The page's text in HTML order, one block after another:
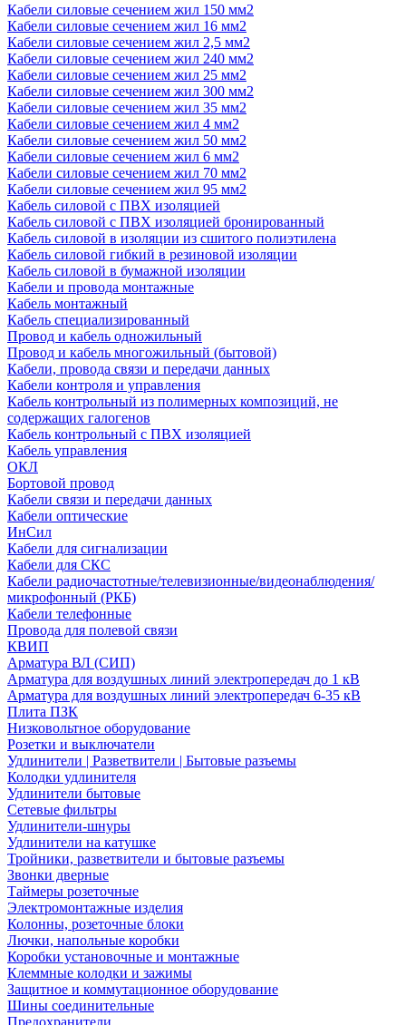
Кабели силовые сечением жил 150 мм2
Кабели силовые сечением жил 16 мм2
Кабели силовые сечением жил 2,5 мм2
Кабели силовые сечением жил 240 мм2
Кабели силовые сечением жил 25 мм2
Кабели силовые сечением жил 300 мм2
Кабели силовые сечением жил 35 мм2
Кабели силовые сечением жил 4 мм2
Кабели силовые сечением жил 50 мм2
Кабели силовые сечением жил 6 мм2
Кабели силовые сечением жил 70 мм2
Кабели силовые сечением жил 95 мм2
Кабель силовой с ПВХ изоляцией
Кабель силовой с ПВХ изоляцией бронированный
Кабель силовой в изоляции из сшитого полиэтилена
Кабель силовой гибкий в резиновой изоляции
Кабель силовой в бумажной изоляции
Кабели и провода монтажные
Кабель монтажный
Кабель специализированный
Провод и кабель одножильный
Провод и кабель многожильный (бытовой)
Кабели, провода связи и передачи данных
Кабели контроля и управления
Кабель контрольный из полимерных композиций, не
содержащих галогенов
Кабель контрольный с ПВХ изоляцией
Кабель управления
ОКЛ
Бортовой провод
Кабели связи и передачи данных
Кабели оптические
ИнСил
Кабели для сигнализации
Кабели для СКС
Кабели радиочастотные/телевизионные/видеонаблюдения/
микрофонный (РКБ)
Кабели телефонные
Провода для полевой связи
КВИП
Арматура ВЛ (СИП)
Арматура для воздушных линий электропередач до 1 кВ
Арматура для воздушных линий электропередач 6-35 кВ
Плита ПЗК
Низковольтное оборудование
Розетки и выключатели
Удлинители | Разветвители | Бытовые разъемы
Колодки удлинителя
Удлинители бытовые
Сетевые фильтры
Удлинители-шнуры
Удлинители на катушке
Тройники, разветвители и бытовые разъемы
Звонки дверные
Таймеры розеточные
Электромонтажные изделия
Колонны, розеточные блоки
Лючки, напольные коробки
Коробки установочные и монтажные
Клеммные колодки и зажимы
Защитное и коммутационное оборудование
Шины соединительные
Предохранители